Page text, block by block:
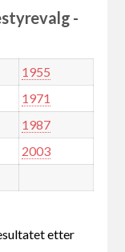
-
1955
1971
1987
2003
etter